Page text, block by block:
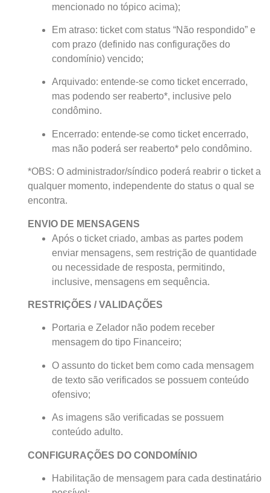
mencionado no tópico acima);
Em atraso: ticket com status “Não respondido” e
com prazo (definido nas configurações do
condomínio) vencido;
Arquivado: entende-se como ticket encerrado,
mas podendo ser reaberto*, inclusive pelo
condômino.
Encerrado: entende-se como ticket encerrado,
mas não poderá ser reaberto* pelo condômino.
*OBS: O administrador/síndico poderá reabrir o ticket a
qualquer momento, independente do status o qual se
encontra.
ENVIO DE MENSAGENS
Após o ticket criado, ambas as partes podem
enviar mensagens, sem restrição de quantidade
ou necessidade de resposta, permitindo,
inclusive, mensagens em sequência.
RESTRIÇÕES / VALIDAÇÕES
Portaria e Zelador não podem receber
mensagem do tipo Financeiro;
O assunto do ticket bem como cada mensagem
de texto são verificados se possuem conteúdo
ofensivo;
As imagens são verificadas se possuem
conteúdo adulto.
CONFIGURAÇÕES DO CONDOMÍNIO
Habilitação de mensagem para cada destinatário